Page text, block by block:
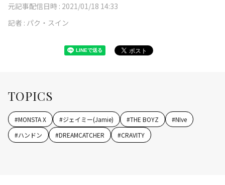
元記事配信日時 : 2021/01/18 14:33
記者 : パク・スイン
TOPICS
#MONSTA X #ジェイミー(Jamie) #THE BOYZ #NIve
#ハンドン #DREAMCATCHER #CRAVITY